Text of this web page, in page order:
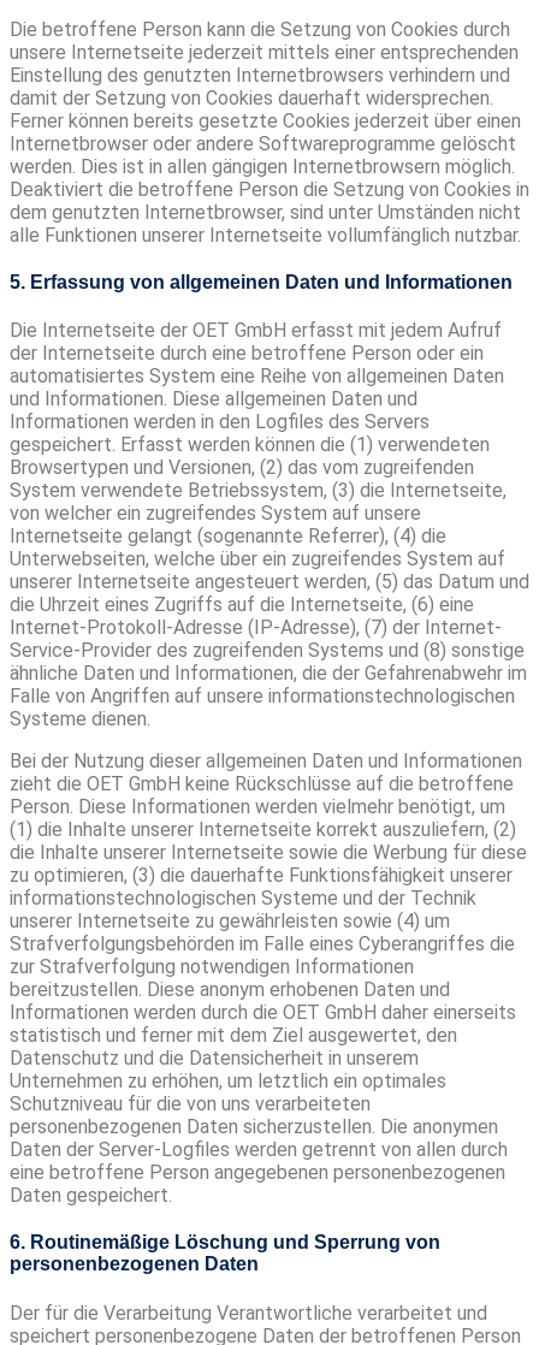
Die betroffene Person kann die Setzung von Cookies durch
unsere Internetseite jederzeit mittels einer entsprechenden
Einstellung des genutzten Internetbrowsers verhindern und
damit der Setzung von Cookies dauerhaft widersprechen.
Ferner können bereits gesetzte Cookies jederzeit über einen
Internetbrowser oder andere Softwareprogramme gelöscht
werden. Dies ist in allen gängigen Internetbrowsern möglich.
Deaktiviert die betroffene Person die Setzung von Cookies in
dem genutzten Internetbrowser, sind unter Umständen nicht
alle Funktionen unserer Internetseite vollumfänglich nutzbar.
5. Erfassung von allgemeinen Daten und Informationen
Die Internetseite der OET GmbH erfasst mit jedem Aufruf
der Internetseite durch eine betroffene Person oder ein
automatisiertes System eine Reihe von allgemeinen Daten
und Informationen. Diese allgemeinen Daten und
Informationen werden in den Logfiles des Servers
gespeichert. Erfasst werden können die (1) verwendeten
Browsertypen und Versionen, (2) das vom zugreifenden
System verwendete Betriebssystem, (3) die Internetseite,
von welcher ein zugreifendes System auf unsere
Internetseite gelangt (sogenannte Referrer), (4) die
Unterwebseiten, welche über ein zugreifendes System auf
unserer Internetseite angesteuert werden, (5) das Datum und
die Uhrzeit eines Zugriffs auf die Internetseite, (6) eine
Internet-Protokoll-Adresse (IP-Adresse), (7) der Internet-
Service-Provider des zugreifenden Systems und (8) sonstige
ähnliche Daten und Informationen, die der Gefahrenabwehr im
Falle von Angriffen auf unsere informationstechnologischen
Systeme dienen.
Bei der Nutzung dieser allgemeinen Daten und Informationen
zieht die OET GmbH keine Rückschlüsse auf die betroffene
Person. Diese Informationen werden vielmehr benötigt, um
(1) die Inhalte unserer Internetseite korrekt auszuliefern, (2)
die Inhalte unserer Internetseite sowie die Werbung für diese
zu optimieren, (3) die dauerhafte Funktionsfähigkeit unserer
informationstechnologischen Systeme und der Technik
unserer Internetseite zu gewährleisten sowie (4) um
Strafverfolgungsbehörden im Falle eines Cyberangriffes die
zur Strafverfolgung notwendigen Informationen
bereitzustellen. Diese anonym erhobenen Daten und
Informationen werden durch die OET GmbH daher einerseits
statistisch und ferner mit dem Ziel ausgewertet, den
Datenschutz und die Datensicherheit in unserem
Unternehmen zu erhöhen, um letztlich ein optimales
Schutzniveau für die von uns verarbeiteten
personenbezogenen Daten sicherzustellen. Die anonymen
Daten der Server-Logfiles werden getrennt von allen durch
eine betroffene Person angegebenen personenbezogenen
Daten gespeichert.
6. Routinemäßige Löschung und Sperrung von
personenbezogenen Daten
Der für die Verarbeitung Verantwortliche verarbeitet und
speichert personenbezogene Daten der betroffenen Person